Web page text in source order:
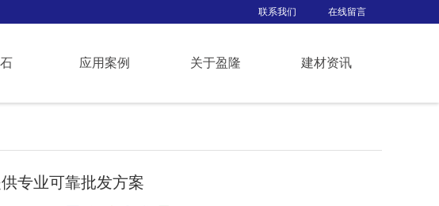
联系我们 在线留言
应用案例 关于盈隆 建材资讯
专业可靠批发方案